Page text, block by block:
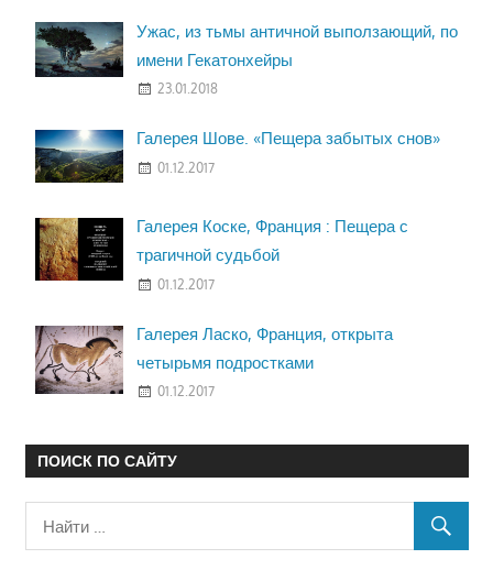
Ужас, из тьмы античной выползающий, по
имени Гекатонхейры
23.01.2018
Галерея Шове. «Пещера забытых снов»
01.12.2017
Галерея Коске, Франция : Пещера с
трагичной судьбой
01.12.2017
Галерея Ласко, Франция, открыта
четырьмя подростками
01.12.2017
ПОИСК ПО САЙТУ